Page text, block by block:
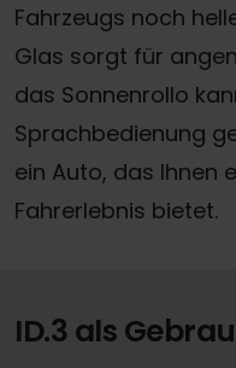
Fahrzeugs noch
Glas sorgt für
das Sonnenrollo
Sprachbedienung
ein Auto, das Ihnen
Fahrerlebnis bietet.
ID.3 als